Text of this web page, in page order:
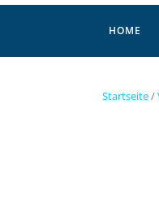
HOME
Startseite/